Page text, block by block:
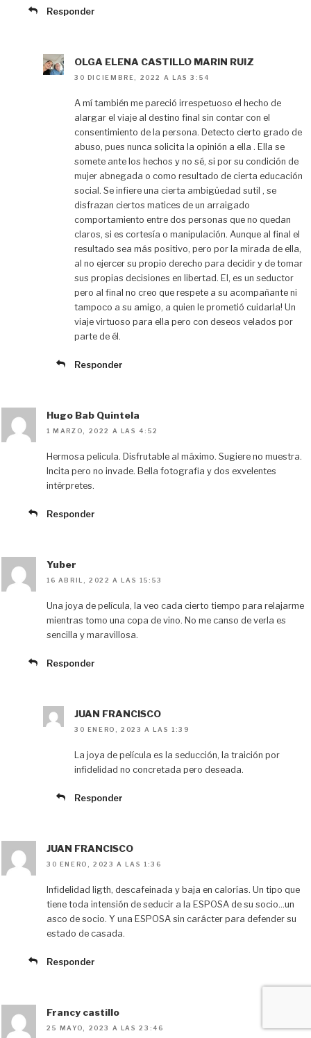
Responder
OLGA ELENA CASTILLO MARIN RUIZ
30 DICIEMBRE, 2022 A LAS 3:54
A mí también me pareció irrespetuoso el hecho de
alargar el viaje al destino final sin contar con el
consentimiento de la persona. Detecto cierto grado de
abuso, pues nunca solicita la opinión a ella . Ella se
somete ante los hechos y no sé, si por su condición de
mujer abnegada o como resultado de cierta educación
social. Se infiere una cierta ambigüedad sutil , se
disfrazan ciertos matices de un arraigado
comportamiento entre dos personas que no quedan
claros, si es cortesía o manipulación. Aunque al final el
resultado sea más positivo, pero por la mirada de ella,
al no ejercer su propio derecho para decidir y de tomar
sus propias decisiones en libertad. El, es un seductor
pero al final no creo que respete a su acompañante ni
tampoco a su amigo, a quien le prometió cuidarla! Un
viaje virtuoso para ella pero con deseos velados por
parte de él.
Responder
Hugo Bab Quintela
1 MARZO, 2022 A LAS 4:52
Hermosa pelicula. Disfrutable al máximo. Sugiere no muestra.
Incita pero no invade. Bella fotografia y dos exvelentes
intérpretes.
Responder
Yuber
16 ABRIL, 2022 A LAS 15:53
Una joya de película, la veo cada cierto tiempo para relajarme
mientras tomo una copa de vino. No me canso de verla es
sencilla y maravillosa.
Responder
JUAN FRANCISCO
30 ENERO, 2023 A LAS 1:39
La joya de película es la seducción, la traición por
infidelidad no concretada pero deseada.
Responder
JUAN FRANCISCO
30 ENERO, 2023 A LAS 1:36
Infidelidad ligth, descafeinada y baja en calorías. Un tipo que
tiene toda intensión de seducir a la ESPOSA de su socio…un
asco de socio. Y una ESPOSA sin carácter para defender su
estado de casada.
Responder
Francy castillo
25 MAYO, 2023 A LAS 23:46